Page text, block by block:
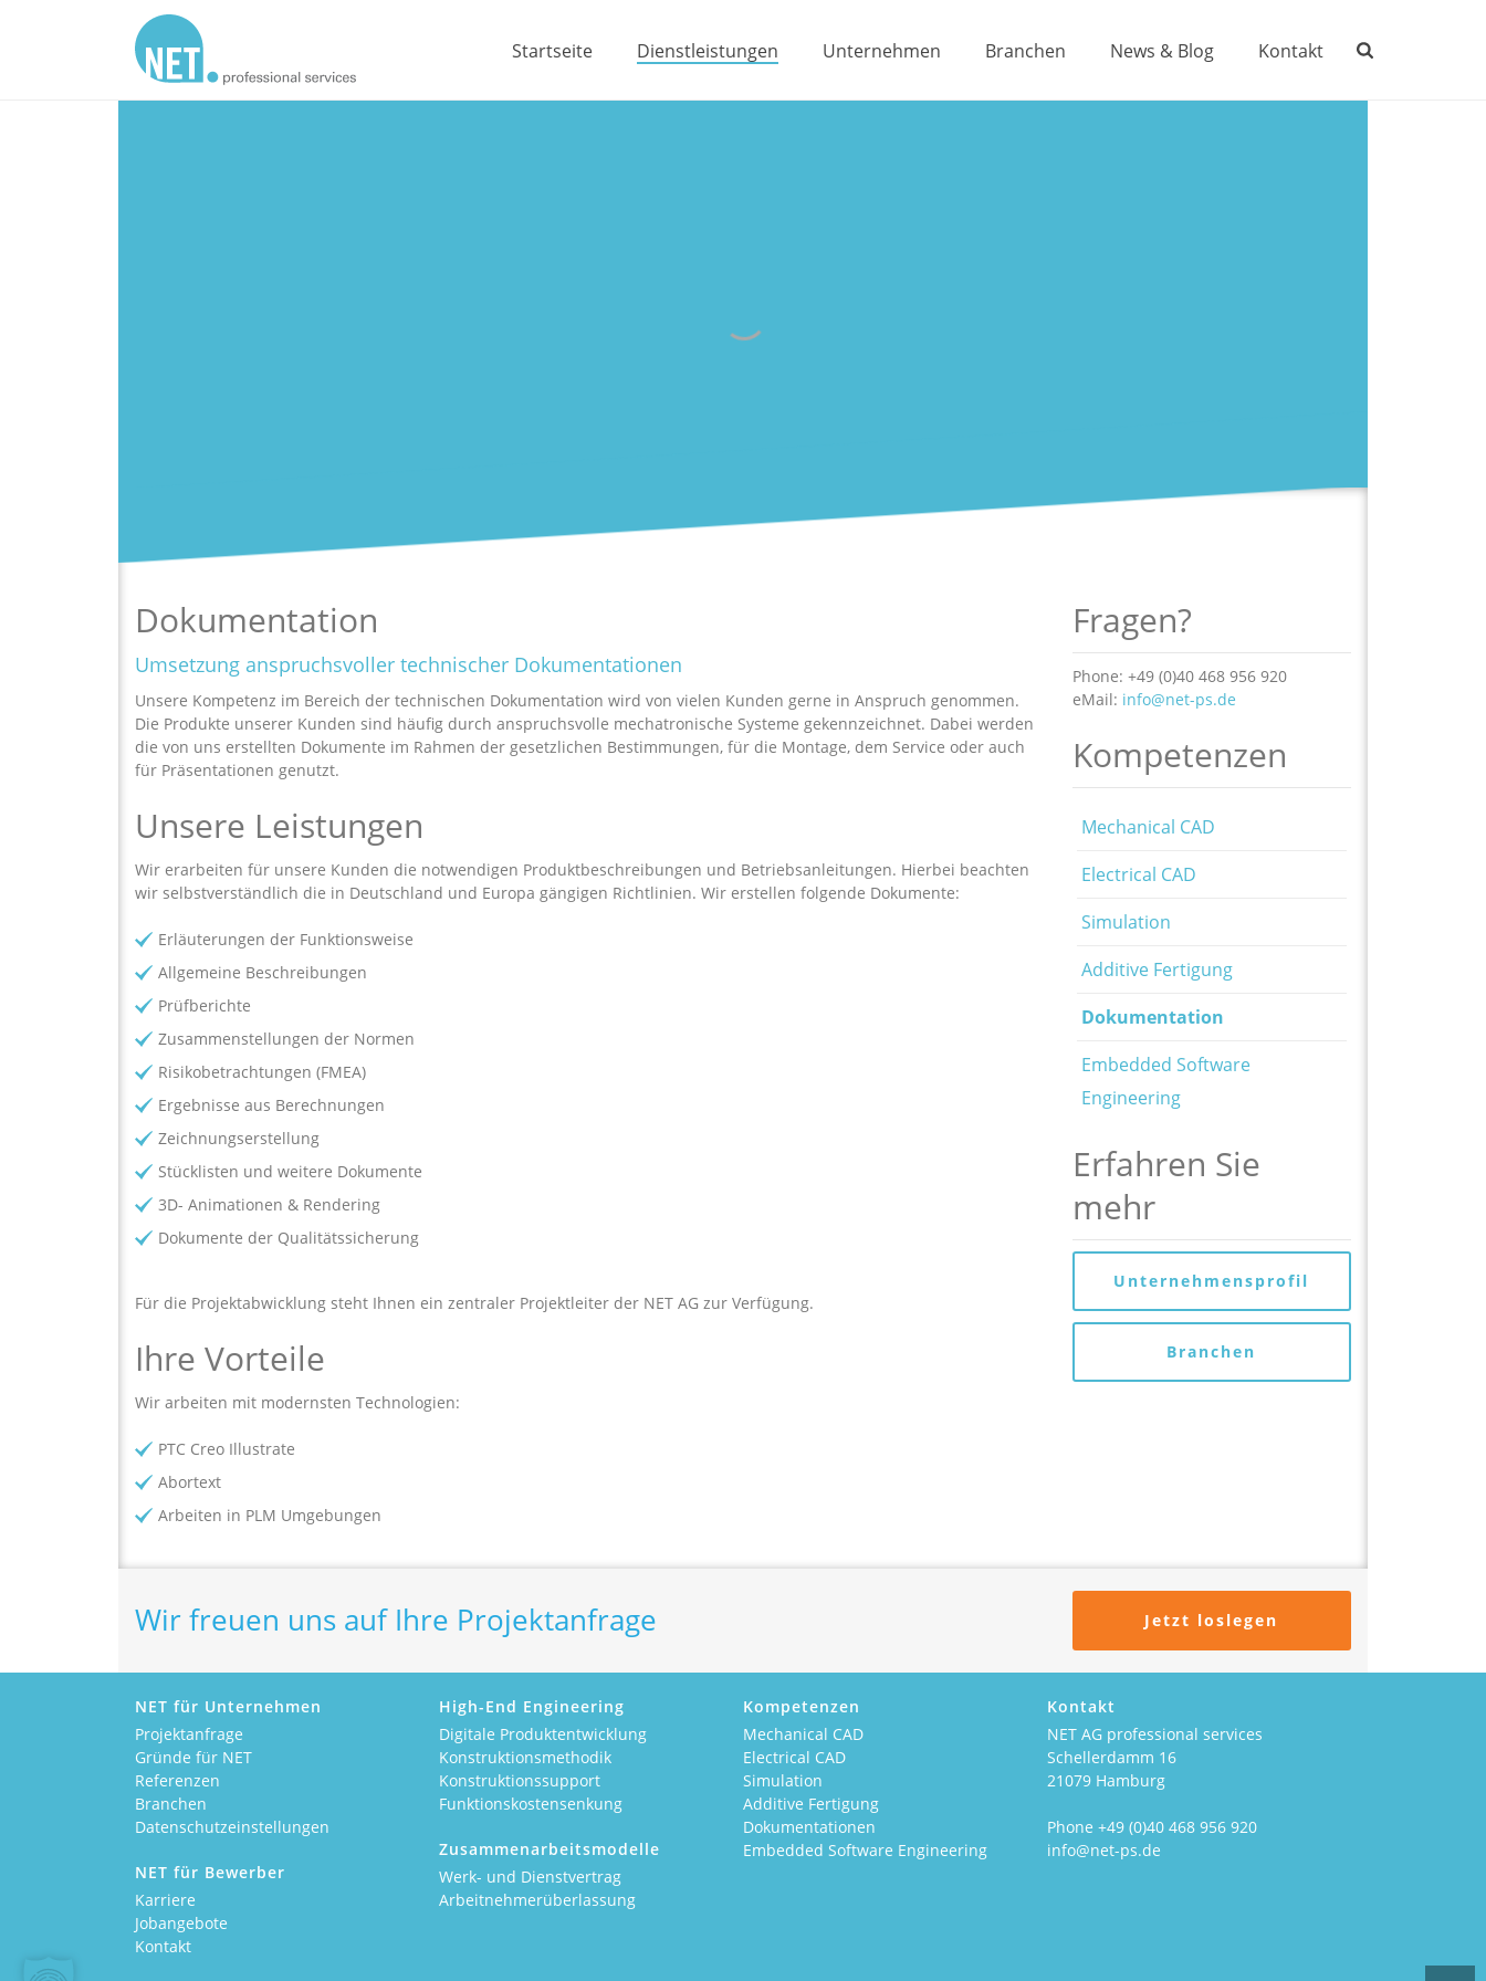
Startseite Dienstleistungen Unternehmen Branchen News & Blog Kontakt
Dokumentation
Umsetzung anspruchsvoller technischer Dokumentationen
Unsere Kompetenz im Bereich der technischen Dokumentation wird von vielen Kunden gerne in Anspruch genommen.
Die Produkte unserer Kunden sind häufig durch anspruchsvolle mechatronische Systeme gekennzeichnet. Dabei werden
die von uns erstellten Dokumente im Rahmen der gesetzlichen Bestimmungen, für die Montage, dem Service oder auch
für Präsentationen genutzt.
Unsere Leistungen
Wir erarbeiten für unsere Kunden die notwendigen Produktbeschreibungen und Betriebsanleitungen. Hierbei beachten
wir selbstverständlich die in Deutschland und Europa gängigen Richtlinien. Wir erstellen folgende Dokumente:
Erläuterungen der Funktionsweise
Allgemeine Beschreibungen
Prüfberichte
Zusammenstellungen der Normen
Risikobetrachtungen (FMEA)
Ergebnisse aus Berechnungen
Zeichnungserstellung
Stücklisten und weitere Dokumente
3D- Animationen & Rendering
Dokumente der Qualitätssicherung
Für die Projektabwicklung steht Ihnen ein zentraler Projektleiter der NET AG zur Verfügung.
Ihre Vorteile
Wir arbeiten mit modernsten Technologien:
PTC Creo Illustrate
Abortext
Arbeiten in PLM Umgebungen
Fragen?
Phone: +49 (0)40 468 956 920
eMail: info@net-ps.de
Kompetenzen
Mechanical CAD
Electrical CAD
Simulation
Additive Fertigung
Dokumentation
Embedded Software
Engineering
Erfahren Sie
mehr
Unternehmensprofil
Branchen
Wir freuen uns auf Ihre Projektanfrage Jetzt loslegen
NET für Unternehmen
Projektanfrage
Gründe für NET
Referenzen
Branchen
Datenschutzeinstellungen
NET für Bewerber
Karriere
Jobangebote
Kontakt
High-End Engineering
Digitale Produktentwicklung
Konstruktionsmethodik
Konstruktionssupport
Funktionskostensenkung
Zusammenarbeitsmodelle
Werk- und Dienstvertrag
Arbeitnehmerüberlassung
Kompetenzen
Mechanical CAD
Electrical CAD
Simulation
Additive Fertigung
Dokumentationen
Embedded Software Engineering
Kontakt
NET AG professional services
Schellerdamm 16
21079 Hamburg
Phone +49 (0)40 468 956 920
info@net-ps.de